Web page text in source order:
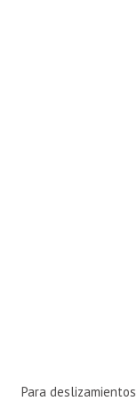
Para